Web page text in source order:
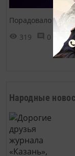
Порадовало
319
0 0
Народные